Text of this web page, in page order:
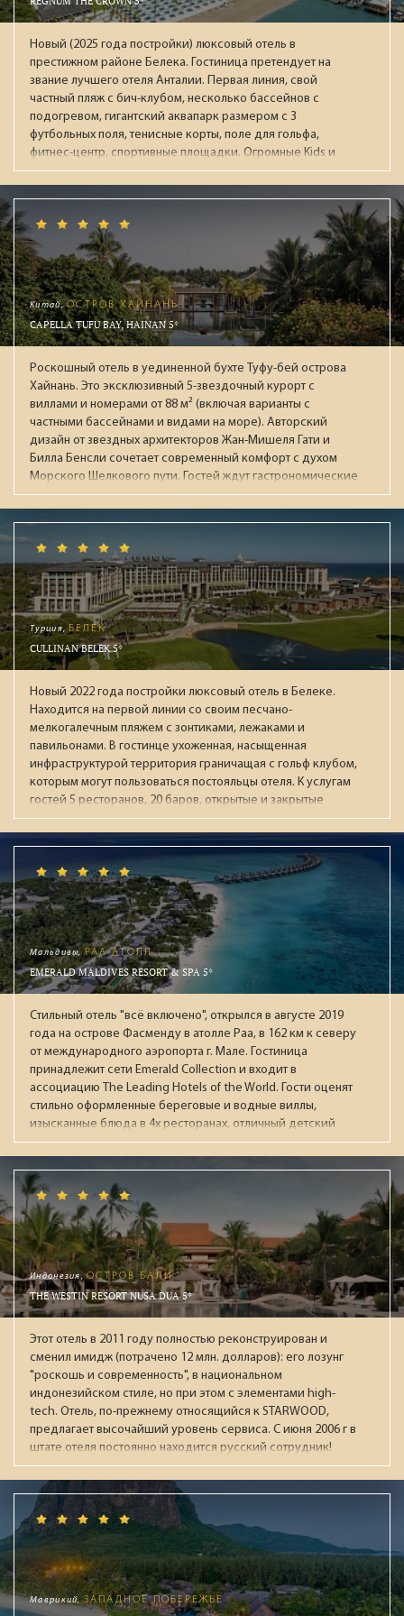
пускают посторонних. В каждом корпусе есть свой
ресторан для завтраков (ресторан Orchid и детский мини-
клуб в Deluxe, ресторан Lotus в корпусе Executive).
Рекомендуем для семейного отдыха с детьми.
Новый (2025 года постройки) люксовый отель в
престижном районе Белека. Гостиница претендует на
звание лучшего отеля Анталии. Первая линия, свой
частный пляж с бич-клубом, несколько бассейнов с
подогревом, гигантский аквапарк размером с 3
футбольных поля, тенисные корты, поле для гольфа,
фитнес-центр, спортивные площадки. Огромные Kids и
Junior Club. Фишка отеля: Rooftop (18+) на крыше 8го
этажа: панорамный бассейн, ресторан и зал для фитнеса с
захватывающими видами на окрестности. Два СПА-центра
площадью 4500 кв.м и 1500 кв.м. Все номера: просторные
съюты от 110м² и виллы с бассейнами от 95м² с системой
"умный дом" и консьерж-сервисом. Гостей ждут 8
тематических ресторанов, в 10 барах авторские коктейли
и премиальные напитки.
Китай,ОСТРОВ ХАЙНАНЬ
CAPELLA TUFU BAY, HAINAN 5*
Роскошный отель в уединенной бухте Туфу-бей острова
Хайнань. Это эксклюзивный 5-звездочный курорт с
виллами и номерами от 88 м² (включая варианты с
частными бассейнами и видами на море). Авторский
дизайн от звездных архитекторов Жан-Мишеля Гати и
Билла Бенсли сочетает современный комфорт с духом
Морского Шелкового пути. Гостей ждут гастрономические
рестораны, огромный бассейн, премиальный спа-центр
Auriga и приватный пляж. Лауреат престижных наград
взыскательных путешественников, ищущих уединение и
высочайший уровень сервиса.
Турция,БЕЛЕК
CULLINAN BELEK 5*
Новый 2022 года постройки люксовый отель в Белеке.
Находится на первой линии со своим песчано-
мелкогалечным пляжем с зонтиками, лежаками и
павильонами. В гостинце ухоженная, насыщенная
инфраструктурой территория граничащая с гольф клубом,
которым могут пользоваться постояльцы отеля. К услугам
гостей 5 ресторанов, 20 баров, открытые и закрытые
бассейны (в т.ч. с подогревом зимой), аквапарк с 13
воднымии горками, СПА-центр, тренажёрный зал, детская
зона (Kids & Junior Club), круглосуточный зал ожидания при
раннем заезде / позднем выезде. В течении дня работает
анимационная команда, а по вечерам проходят
театрализованные представления с приглашенными
артистами. В "Ультра Всё включено" входят брендовые
напитки мировых производителей: виски, коньяки,
мартини, водка, джины, ромы и ликеры. На пляже целый
день мороженное, вафли, фрукты. За номерами
закреплены персональные помошники. Рекомендуем для
взыскательной публики.
Мальдивы,РАА АТОЛЛ
EMERALD MALDIVES RESORT & SPA 5*
Стильный отель "всё включено", открылся в августе 2019
года на острове Фасменду в атолле Раа, в 162 км к северу
от международного аэропорта г. Мале. Гостиница
принадлежит сети Emerald Collection и входит в
ассоциацию The Leading Hotels of the World. Гости оценят
стильно оформленные береговые и водные виллы,
изысканные блюда в 4х ресторанах, отличный детский
клуб с большой территорией, широкие возможности для
активного отдыха, хороший песчаный пляж и живой
красивый риф.
Индонезия,ОСТРОВ БАЛИ
THE WESTIN RESORT NUSA DUA 5*
Этот отель в 2011 году полностью реконструирован и
сменил имидж (потрачено 12 млн. долларов): его лозунг
"роскошь и современность", в национальном
индонезийском стиле, но при этом с элементами high-
tech. Отель, по-прежнему относящийся к STARWOOD,
предлагает высочайший уровень сервиса. С июня 2006 г в
штате отеля постоянно находится русский сотрудник!
Маврикий,ЗАПАДНОЕ ПОБЕРЕЖЬЕ